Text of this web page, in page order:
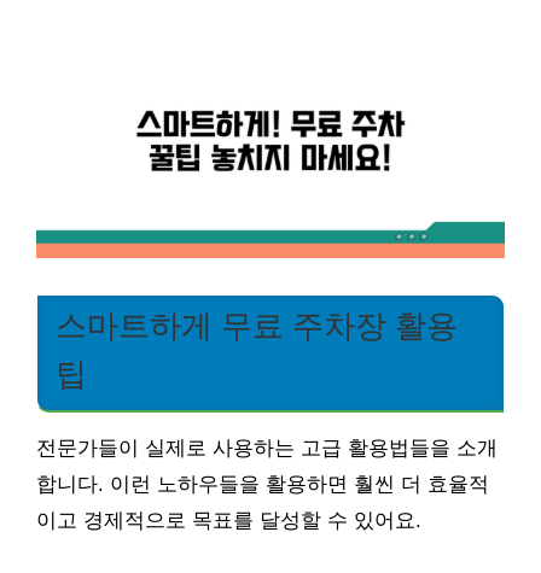
스마트하게 무료 주차장 활용
팁
전문가들이 실제로 사용하는 고급 활용법들을 소개
합니다. 이런 노하우들을 활용하면 훨씬 더 효율적
이고 경제적으로 목표를 달성할 수 있어요.